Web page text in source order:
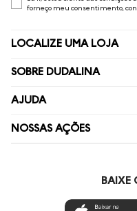
forneço meu consentimento,
LOCALIZE UMA LOJA
SOBRE DUDALINA
Quem Somos
Nossas Lojas
AJUDA
Perguntas Frequentes
Troca e Devoluções
NOSSAS AÇÕES
Mastercard
BAIXE